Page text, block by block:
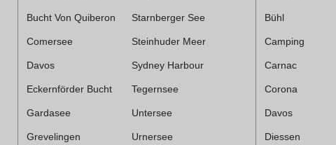
Bucht Von Quiberon
Comersee
Davos
Eckernförder Bucht
Gardasee
Grevelingen
Starnberger See
Steinhuder Meer
Sydney Harbour
Tegernsee
Untersee
Urnersee
Bühl
Camping
Carnac
Corona
Davos
Diessen